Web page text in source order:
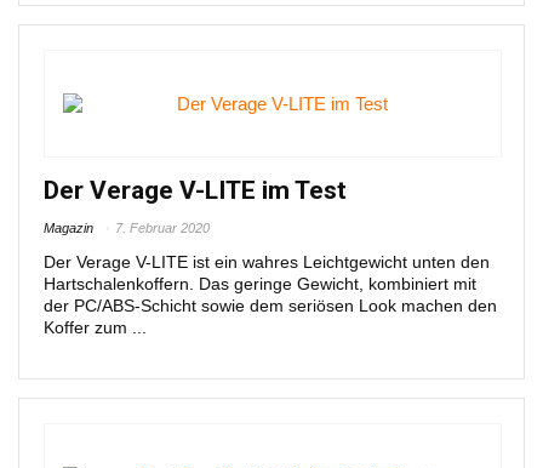
Der Verage V-LITE im Test
Magazin 7. Februar 2020
Der Verage V-LITE ist ein wahres Leichtgewicht unten den
Hartschalenkoffern. Das geringe Gewicht, kombiniert mit
der PC/ABS-Schicht sowie dem seriösen Look machen den
Koffer zum ...